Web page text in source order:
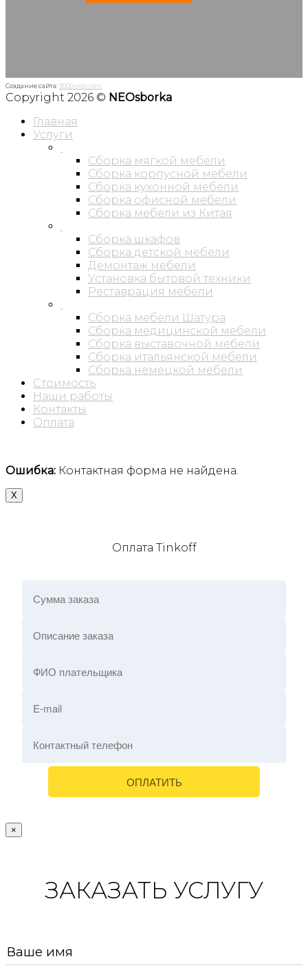
Создание сайта:9000web.com
Copyright 2026 © NEOsborka
Главная
Услуги
.
Сборка мягкой мебели
Сборка корпусной мебели
Сборка кухонной мебели
Сборка офисной мебели
Сборка мебели из Китая
.
Сборка шкафов
Сборка детской мебели
Демонтаж мебели
Установка бытовой техники
Реставрация мебели
.
Сборка мебели Шатура
Сборка медицинской мебели
Сборка выставочной мебели
Сборка итальянской мебели
Сборка немецкой мебели
Стоимость
Наши работы
Контакты
Оплата
Ошибка: Контактная форма не найдена.
X
Оплата Tinkoff
×
ЗАКАЗАТЬ УСЛУГУ
Ваше имя